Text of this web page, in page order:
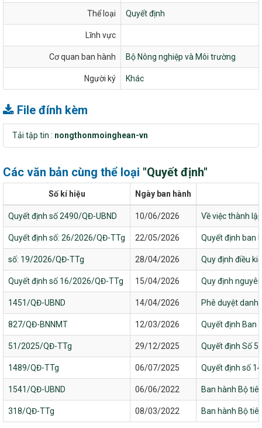
Thể loại Quyết định
Lĩnh vực
Cơ quan ban hành Bộ Nông nghiệp và Môi trường
Người ký Khác
File đính kèm
Tải tập tin : nongthonmoinghean-vn
Các văn bản cùng thể loại "Quyết định"
Số kí hiệu Ngày ban hành
Quyết định số 2490/QĐ-UBND 10/06/2026 Về việc thành
Quyết định số: 26/2026/QĐ-TTg 22/05/2026 Quyết định ban
số: 19/2026/QĐ-TTg 28/04/2026 Quy định điều
Quyết định số 16/2026/QĐ-TTg 15/04/2026 Quy định
1451/QĐ-UBND 14/04/2026 Phê duyệt
827/QĐ-BNNMT 12/03/2026 Quyết định Ban
51/2025/QĐ-TTg 29/12/2025 Quyết định Số
1489/QĐ-TTg 06/07/2025 Quyết định số
1541/QĐ-UBND 06/06/2022 Ban hành Bộ
318/QĐ-TTg 08/03/2022 Ban hành Bộ